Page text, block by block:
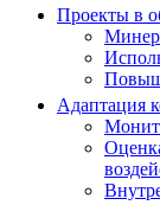
Проекты в
Адаптация